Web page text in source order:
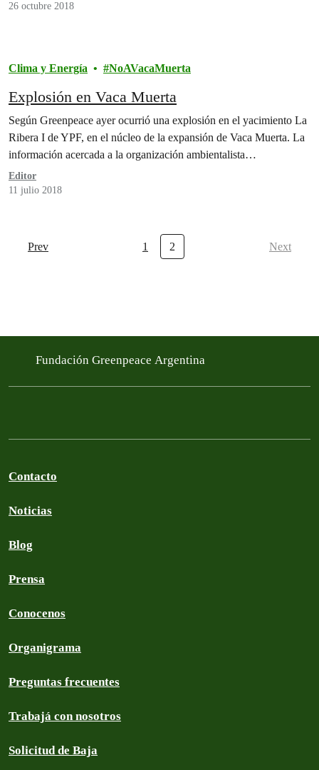
26 octubre 2018
Clima y Energía NoAVacaMuerta
Explosión en Vaca Muerta
Según Greenpeace ayer ocurrió una explosión en el yacimiento La
Ribera I de YPF, en el núcleo de la expansión de Vaca Muerta. La
información acercada a la organización ambientalista…
Editor
11 julio 2018
Prev 1 2 Next
Fundación Greenpeace Argentina
Contacto
Noticias
Blog
Prensa
Conocenos
Organigrama
Preguntas frecuentes
Trabajá con nosotros
Solicitud de Baja